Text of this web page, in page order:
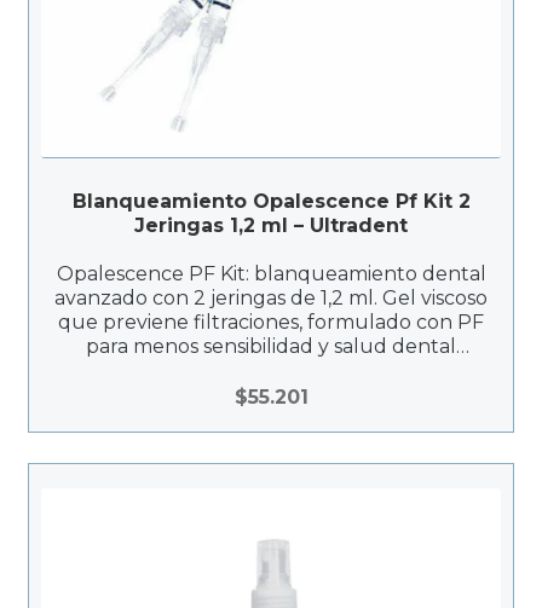
Blanqueamiento Opalescence Pf Kit 2
Jeringas 1,2 ml – Ultradent
Opalescence PF Kit: blanqueamiento dental
avanzado con 2 jeringas de 1,2 ml. Gel viscoso
que previene filtraciones, formulado con PF
para menos sensibilidad y salud dental
resultados duraderos y tonalidad estable.
$55.201